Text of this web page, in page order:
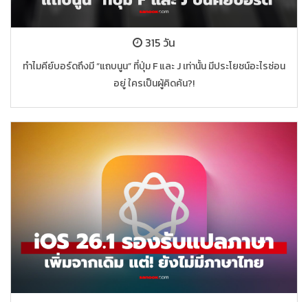
315 วัน
ทำไมคีย์บอร์ดถึงมี “แถบนูน” ที่ปุ่ม F และ J เท่านั้น มีประโยชน์อะไรซ่อน
อยู่ ใครเป็นผู้คิดค้น?!